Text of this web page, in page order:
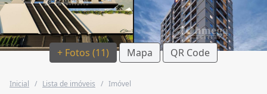
+ Fotos (11) Mapa QR Code
Inicial / Lista de imóveis / Imóvel